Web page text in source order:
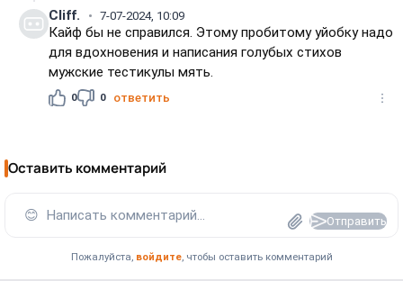
Cliff. 7-07-2024, 10:09
Кайф бы не справился. Этому пробитому уйобку надо
для вдохновения и написания голубых стихов
мужские тестикулы мять.
0 0 ответить
Оставить комментарий
😊 Написать комментарий... Отправить
Пожалуйста, войдите, чтобы оставить комментарий